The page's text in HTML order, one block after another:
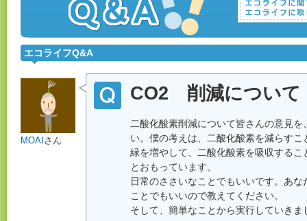
エコライフQ&A
MOAIさん
CO2 削減について
二酸化酸素削減について皆さんの意見を
い。僕の考えは、二酸化酸素を減らすこ
緑を増やして、二酸化酸素を吸収するこ
とおもっています。
日常のささいなことでもいいです。あな
ことでもいいので教えてください。
そして、簡単なことから実行していきま